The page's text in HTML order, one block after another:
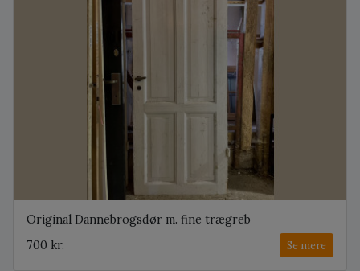
Original Dannebrogsdør m. fine trægreb
700 kr.
Se mere